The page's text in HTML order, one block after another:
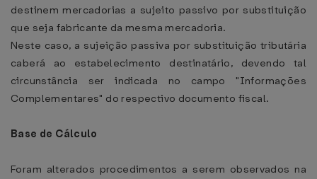
destinem mercadorias a sujeito passivo por substituição
que seja fabricante da mesma mercadoria.
Neste caso, a sujeição passiva por substituição tributária
caberá ao estabelecimento destinatário, devendo tal
circunstância ser indicada no campo "Informações
Complementares" do respectivo documento fiscal.
Base de Cálculo
Foram alterados procedimentos a serem observados na